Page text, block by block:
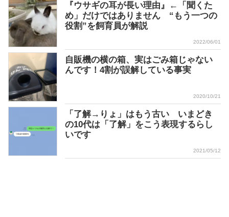
『ウサギの耳が長い理由』←「聞くた
め」だけではありません “もう一つの
役割”を飼育員が解説
2022/06/01
自販機の横の箱、実はごみ箱じゃない
んです！4割が誤解している事実
2020/10/21
「了解→りょ」はもう古い いまどき
の10代は「了解」をこう表現するらし
いです
2021/05/12